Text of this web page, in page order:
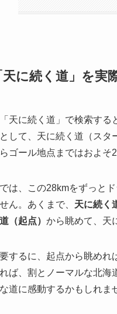
天に続く道」を
「天に続く道」で検索する
として、天に続く道（スタ
らゴール地点まではおよそ
では、この28kmをずっと
せん。あくまで、 天に続く
道（起点） から眺めて、天
要するに、起点から眺めれ
れば、割とノーマルな北海
な道に感動するかもしれま